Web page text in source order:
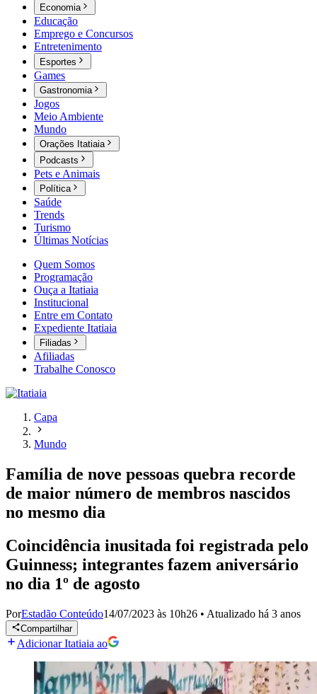
Economia
Educação
Emprego e Concursos
Entretenimento
Esportes
Games
Gastronomia
Jogos
Meio Ambiente
Mundo
Orações Itatiaia
Podcasts
Pets e Animais
Política
Saúde
Trends
Turismo
Últimas Notícias
Quem Somos
Programação
Ouça a Itatiaia
Institucional
Entre em Contato
Expediente Itatiaia
Filiadas
Afiliadas
Trabalhe Conosco
Capa
Mundo
Família de nove pessoas quebra recorde
de maior número de membros nascidos
no mesmo dia
Coincidência inusitada foi registrada pelo
Guinness; integrantes fazem aniversário
no dia 1º de agosto
PorEstadão Conteúdo14/07/2023 às 10h26 • Atualizado há 3 anos
Compartilhar
Adicionar Itatiaia ao